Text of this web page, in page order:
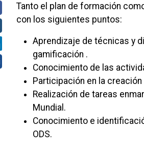
Tanto el plan de formación
con los siguientes puntos:
Aprendizaje de técnicas y
gamificación .
Conocimiento de las
Participación en la
Realización de tareas
Mundial.
Conocimiento e
ODS.